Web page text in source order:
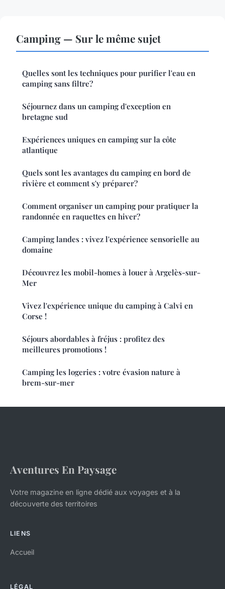
Camping — Sur le même sujet
Quelles sont les techniques pour purifier l'eau en
camping sans filtre?
Séjournez dans un camping d'exception en
bretagne sud
Expériences uniques en camping sur la côte
atlantique
Quels sont les avantages du camping en bord de
rivière et comment s'y préparer?
Comment organiser un camping pour pratiquer la
randonnée en raquettes en hiver?
Camping landes : vivez l'expérience sensorielle au
domaine
Découvrez les mobil-homes à louer à Argelès-sur-
Mer
Vivez l'expérience unique du camping à Calvi en
Corse !
Séjours abordables à fréjus : profitez des
meilleures promotions !
Camping les logeries : votre évasion nature à
brem-sur-mer
Aventures En Paysage
Votre magazine en ligne dédié aux voyages et à la
découverte des territoires
LIENS
Accueil
LÉGAL